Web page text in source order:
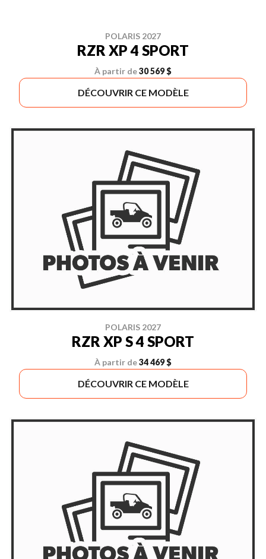
POLARIS 2027
RZR XP 4 SPORT
À partir de30 569 $
DÉCOUVRIR CE MODÈLE
POLARIS 2027
RZR XP S 4 SPORT
À partir de34 469 $
DÉCOUVRIR CE MODÈLE